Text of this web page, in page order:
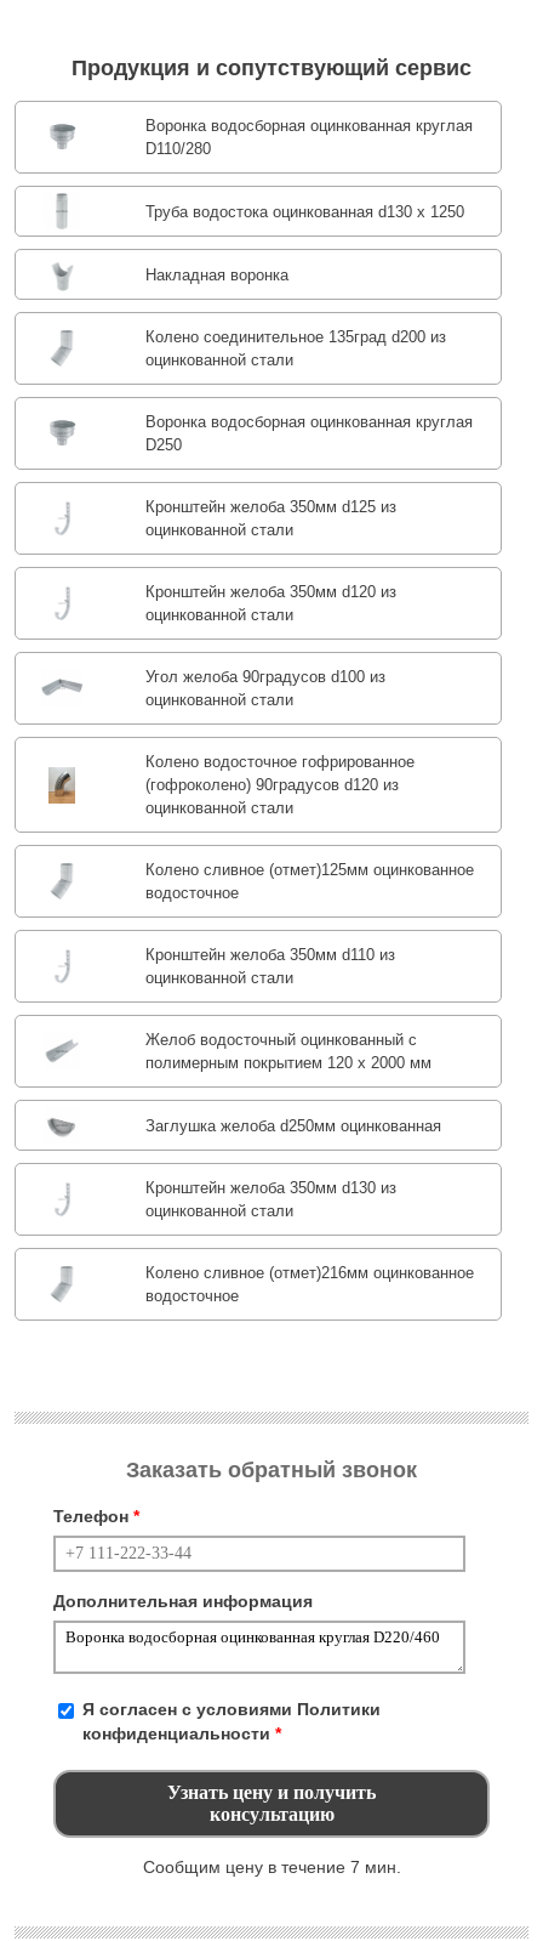
Продукция и сопутствующий сервис
Воронка водосборная оцинкованная круглая
D110/280
Труба водостока оцинкованная d130 х 1250
Накладная воронка
Колено соединительное 135град d200 из
оцинкованной стали
Воронка водосборная оцинкованная круглая
D250
Кронштейн желоба 350мм d125 из
оцинкованной стали
Кронштейн желоба 350мм d120 из
оцинкованной стали
Угол желоба 90градусов d100 из
оцинкованной стали
Колено водосточное гофрированное
(гофроколено) 90градусов d120 из
оцинкованной стали
Колено сливное (отмет)125мм оцинкованное
водосточное
Кронштейн желоба 350мм d110 из
оцинкованной стали
Желоб водосточный оцинкованный с
полимерным покрытием 120 х 2000 мм
Заглушка желоба d250мм оцинкованная
Кронштейн желоба 350мм d130 из
оцинкованной стали
Колено сливное (отмет)216мм оцинкованное
водосточное
Заказать обратный звонок
Телефон *
Дополнительная информация
Я согласен с условиями Политики
конфиденциальности *
Сообщим цену в течение 7 мин.